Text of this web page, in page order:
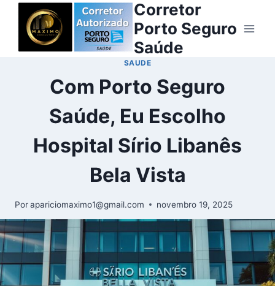
Corretor
Porto Seguro
Saúde
SAUDE
Com Porto Seguro
Saúde, Eu Escolho
Hospital Sírio Libanês
Bela Vista
Porapariciomaximo1@gmail.com novembro 19, 2025